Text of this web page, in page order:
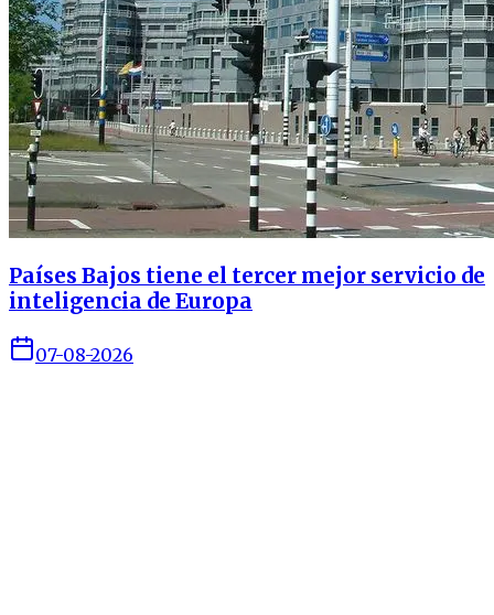
Países Bajos tiene el tercer mejor servicio de
inteligencia de Europa
07-08-2026